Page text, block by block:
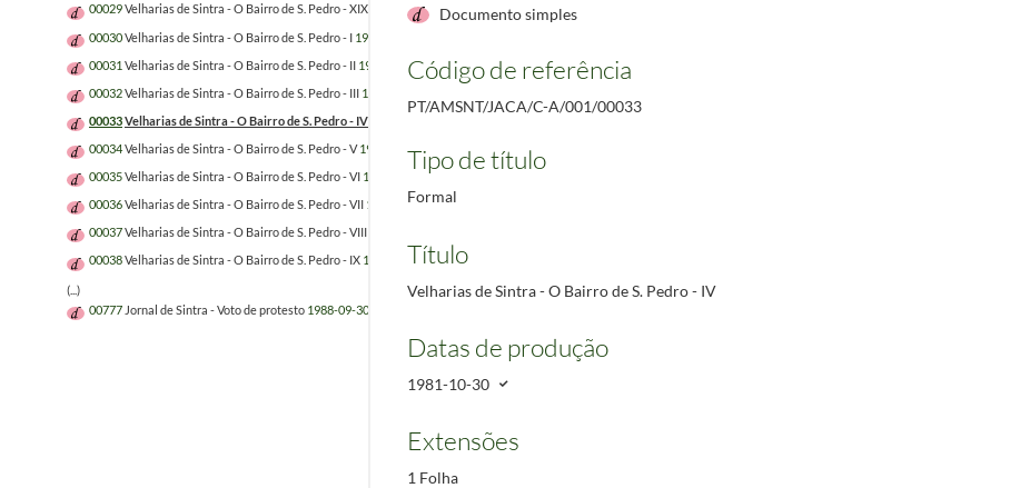
00029Velharias de Sintra - O Bairro de S. Pedro - XIX
1981-02-19
00030Velharias de Sintra - O Bairro de S. Pedro - I 1981-10-09
00031 Velharias de Sintra - O Bairro de S. Pedro - II 1981-10-16
00032Velharias de Sintra - O Bairro de S. Pedro - III 1981-10-23
00033Velharias de Sintra - O Bairro de S. Pedro - IV
00034Velharias de Sintra - O Bairro de S. Pedro - V 1981-11-06
00035Velharias de Sintra - O Bairro de S. Pedro - VI 1981-11-13
00036Velharias de Sintra - O Bairro de S. Pedro - VII 1981-11-20
00037Velharias de Sintra - O Bairro de S. Pedro - VIII
00038Velharias de Sintra - O Bairro de S. Pedro - IX 1981-12-04
(...)
00777 Jornal de Sintra - Voto de protesto 1988-09-30
Documento simples
Código de referência
PT/AMSNT/JACA/C-A/001/00033
Tipo de título
Formal
Título
Velharias de Sintra - O Bairro de S. Pedro - IV
Datas de produção
1981-10-30
Extensões
1 Folha